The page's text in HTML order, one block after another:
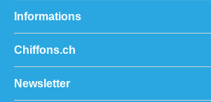
Informations
Chiffons.ch
Newsletter